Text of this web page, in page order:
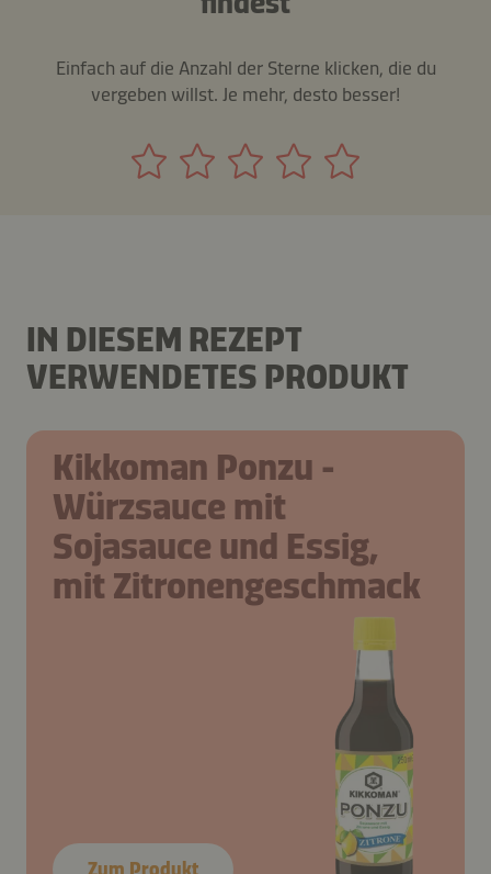
Einfach auf die Anzahl der Sterne klicken, die du
vergeben willst. Je mehr, desto besser!
IN DIESEM REZEPT
VERWENDETES PRODUKT
Kikkoman Ponzu -
Würzsauce mit
Sojasauce und Essig,
mit Zitronengeschmack
Zum Produkt